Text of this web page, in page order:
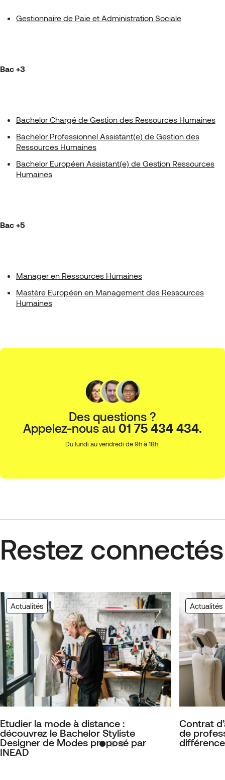
Gestionnaire de Paie et Administration Sociale
Bac +3
Bachelor Chargé de Gestion des Ressources Humaines
Bachelor Professionnel Assistant(e) de Gestion des
Ressources Humaines
Bachelor Européen Assistant(e) de Gestion Ressources
Humaines
Bac +5
Manager en Ressources Humaines
Mastère Européen en Management des Ressources
Humaines
Des questions ?
Appelez-nous au 01 75 434 434.
Du lundi au vendredi de 9h à 18h.
Restez connectés
Etudier la mode à distance :
découvrez le Bachelor Styliste
Designer de Modes proposé par
INEAD
Actualités
Contrat
de
Actualités